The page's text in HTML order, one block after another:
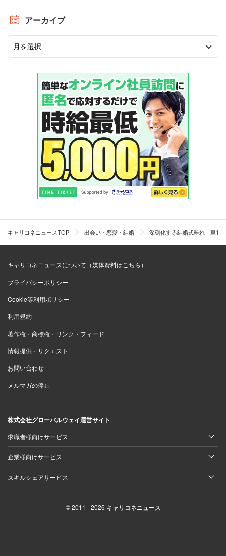
アーカイブ
キャリコネニュースTOP 出会い・恋愛・結婚 深刻化する結婚式離れ「車1
キャリコネニュースについて（媒体資料はこちら）
プライバシーポリシー
Cookie等利用ポリシー
利用規約
著作権・商標権・リンク・フィード
情報提供・リクエスト
お問い合わせ
メルマガの停止
株式会社グローバルウェイ運営サイト
求職者様向けサービス
企業様向けサービス
スキルシェアサービス
© 2011 - 2026 キャリコネニュース